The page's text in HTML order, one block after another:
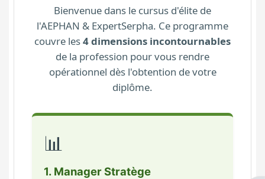
Bienvenue dans le cursus d'élite de
l'AEPHAN & ExpertSerpha. Ce programme
couvre les4 dimensions incontournables
de la profession pour vous rendre
opérationnel dès l'obtention de votre
diplôme.
📊
1. Manager Stratège